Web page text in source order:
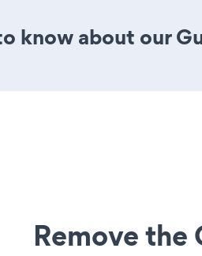
know about our
Remove the